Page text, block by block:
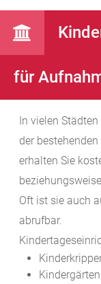
für
In vielen
der
erhalten Sie
Oft ist sie auch
abrufbar.